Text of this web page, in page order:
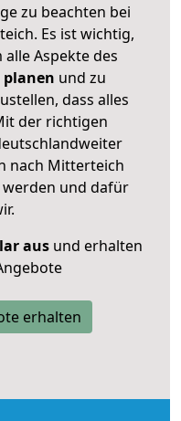
zu beachten bei
Es ist wichtig,
Aspekte des
planen und zu
dass alles
der richtigen
nach Mitterteich
und dafür
ausund erhalten
erhalten